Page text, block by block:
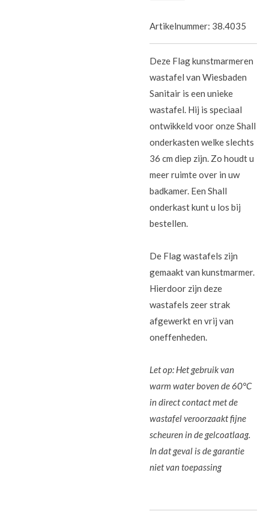
Artikelnummer: 38.4035
Deze Flag kunstmarmeren
wastafel van Wiesbaden
Sanitair is een unieke
wastafel. Hij is speciaal
ontwikkeld voor onze Shall
onderkasten welke slechts
36 cm diep zijn. Zo houdt u
meer ruimte over in uw
badkamer. Een Shall
onderkast kunt u los bij
bestellen.
De Flag wastafels zijn
gemaakt van kunstmarmer.
Hierdoor zijn deze
wastafels zeer strak
afgewerkt en vrij van
oneffenheden.
Let op: Het gebruik van
warm water boven de 60°C
in direct contact met de
wastafel veroorzaakt fijne
scheuren in de gelcoatlaag.
In dat geval is de garantie
niet van toepassing